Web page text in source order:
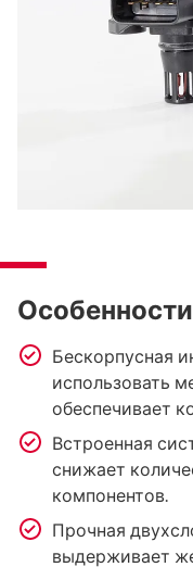
Бескорпусная
использовать
обеспечивает
Встроенная
снижает
компонентов.
Прочная
выдерживает